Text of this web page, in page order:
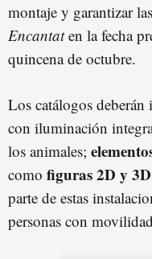
montaje y garantizar
Encantaten la fecha
quincena de octubre.
Los catálogos deberán
con iluminación
los animales;
como figuras 2D y 3D
parte de estas
personas con